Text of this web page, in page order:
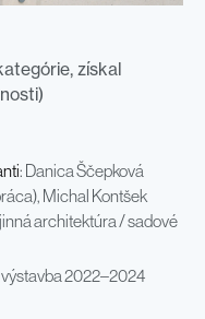
získal
: Danica Ščepková
Michal Kontšek
architektúra / sadové
2022–2024